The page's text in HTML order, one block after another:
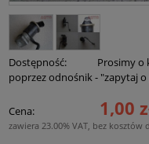
Dostępność:
Prosimy o
poprzez odnośnik - "zapytaj
Cena: 1,00
zawiera 23.00% VAT, bez kosztów